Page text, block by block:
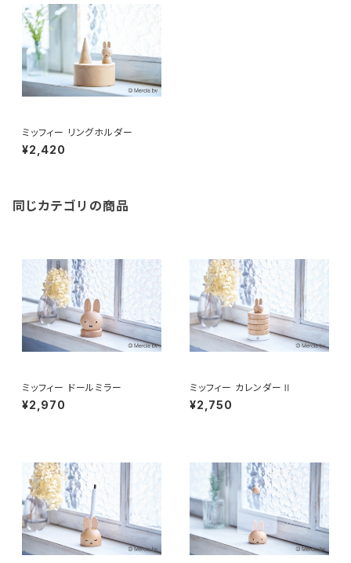
ミッフィー リングホルダー
¥2,420
同じカテゴリの商品
ミッフィー ドールミラー
¥2,970
ミッフィー カレンダーⅡ
¥2,750